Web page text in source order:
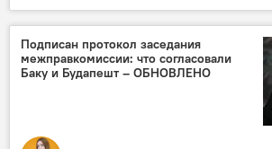
ЕАЭС
Госдума РФ
ВТО
Торговля
Подписан протокол заседания
межправкомиссии: что согласовали
Баку и Будапешт – ОБНОВЛЕНО